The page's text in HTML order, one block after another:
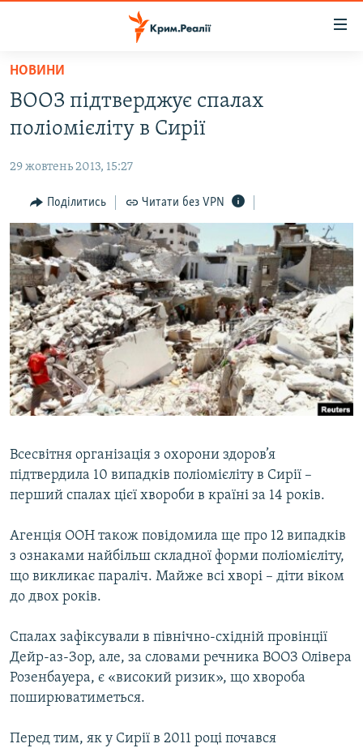
Перейти
основного
матеріалу
до
навігації
Перейти
до
пошуку
ВОДА.КРИМ
ПОЛІТИКА
БЛОГИ
ПОГЛЯД
ІНТЕРВ'Ю
ВСЕ ЗА ДЕНЬ
СПЕЦПРОЕКТИ
ДЕПОРТАЦІЯ
ВІДЕОУРОКИ «ELIFBE»
СВІДЧЕННЯ ОКУПАЦІЇ
ІНФОГРАФІКА
ЯК ОБІЙТИ БЛОКУВАННЯ
Русский
Qırımtatar
Усі сайти RFE/RL
НОВИНИ
ВООЗ підтверджує спалах
поліомієліту в Сирії
29 жовтень 2013, 15:27
Поділитись Читати без VPN
Всесвітня організація з охорони здоров’я
підтвердила 10 випадків поліомієліту в Сирії –
перший спалах цієї хвороби в країні за 14 років.
Агенція ООН також повідомила ще про 12 випадків
з ознаками найбільш складної форми поліомієліту,
що викликає параліч. Майже всі хворі – діти віком
до двох років.
Спалах зафіксували в північно-східній провінції
Дейр-аз-Зор, але, за словами речника ВООЗ Олівера
Розенбауера, є «високий ризик», що хвороба
поширюватиметься.
Перед тим, як у Сирії в 2011 році почався